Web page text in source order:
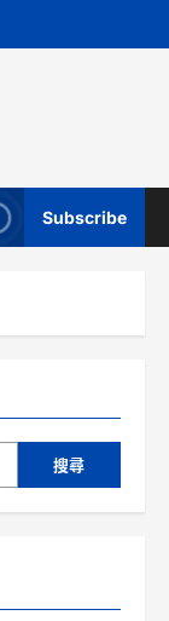
Subscribe
搜尋